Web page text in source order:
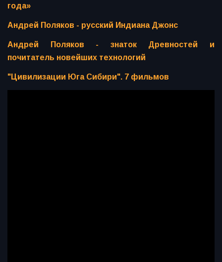
года»
Андрей Поляков - русский Индиана Джонс
Андрей Поляков - знаток Древностей и
почитатель новейших технологий
"Цивилизации Юга Сибири". 7 фильмов